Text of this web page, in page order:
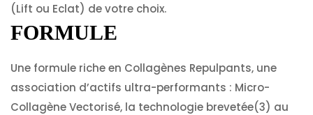
(Lift ou Eclat) de votre choix.
FORMULE
Une formule riche en Collagènes Repulpants, une
association d’actifs ultra-performants : Micro-
Collagène Vectorisé, la technologie brevetée(3) au